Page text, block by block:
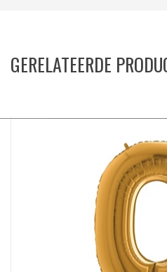
GERELATEERDE